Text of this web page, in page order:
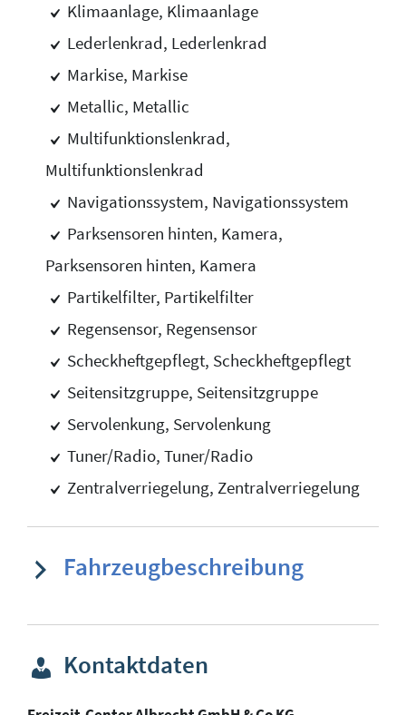
Klimaanlage, Klimaanlage
Lederlenkrad, Lederlenkrad
Markise, Markise
Metallic, Metallic
Multifunktionslenkrad,
Multifunktionslenkrad
Navigationssystem, Navigationssystem
Parksensoren hinten, Kamera,
Parksensoren hinten, Kamera
Partikelfilter, Partikelfilter
Regensensor, Regensensor
Scheckheftgepflegt, Scheckheftgepflegt
Seitensitzgruppe, Seitensitzgruppe
Servolenkung, Servolenkung
Tuner/Radio, Tuner/Radio
Zentralverriegelung, Zentralverriegelung
Fahrzeugbeschreibung
Kontaktdaten